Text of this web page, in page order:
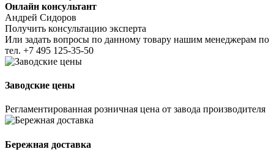
Онлайн консультант
Андрей Сидоров
Получить консультацию эксперта
Или задать вопросы по данному товару нашим менеджерам по
тел. +7 495 125-35-50
Заводские цены
Регламентированная розничная цена от завода производителя
Бережная доставка